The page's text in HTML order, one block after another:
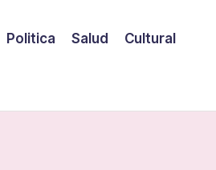
Politica Salud Cultural